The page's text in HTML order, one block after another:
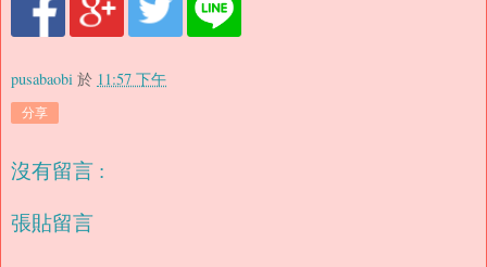
pusabaobi 於 11:57 下午
分享
沒有留言 :
張貼留言